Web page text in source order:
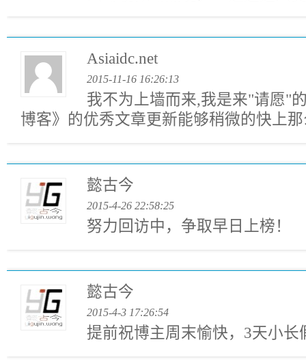
Asiaidc.net
2015-11-16 16:26:13
我不为上墙而来,我是来"请愿"
博客》的优秀文章更新能够稍微的快上
懿古今
2015-4-26 22:58:25
努力回访中，争取早日上榜！
懿古今
2015-4-3 17:26:54
提前祝博主周末愉快，3天小长